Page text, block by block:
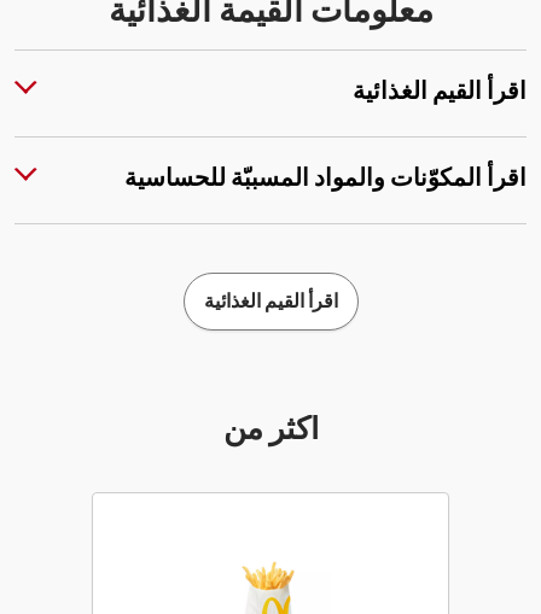
معلومات القيمة الغذائية
اقرأ القيم الغذائية
اقرأ المكوّنات والمواد المسببّة للحساسية
اقرأ القيم الغذائية
أكثر من